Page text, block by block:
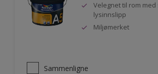
Velegnet til rom med
lysinnslipp
Miljømerket
Sammenligne